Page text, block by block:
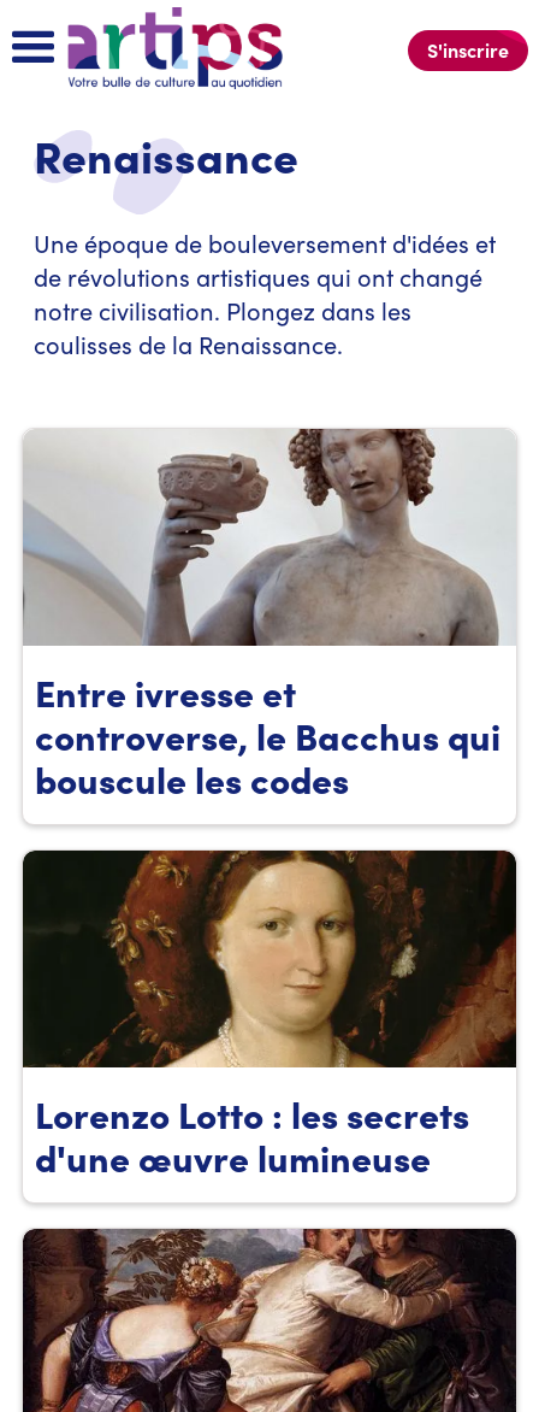
S'inscrire
Renaissance
Une époque de bouleversement d'idées et
de révolutions artistiques qui ont changé
notre civilisation. Plongez dans les
coulisses de la Renaissance.
Entre ivresse et
controverse, le Bacchus qui
bouscule les codes
Lorenzo Lotto : les secrets
d'une œuvre lumineuse